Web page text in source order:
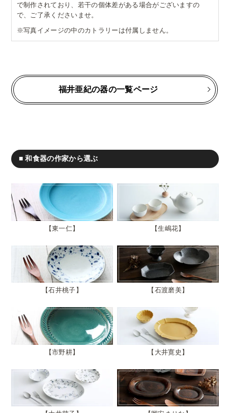
で制作されており、若干の個体差がある場合がございますの
で、ご了承くださいませ。
※写真イメージの中のカトラリーは付属しません。
福井亜紀の器の一覧ページ
■ 和食器の作家から選ぶ
東一仁 生嶋花
石井桃子 石渡磨美
市野耕 大井寛史